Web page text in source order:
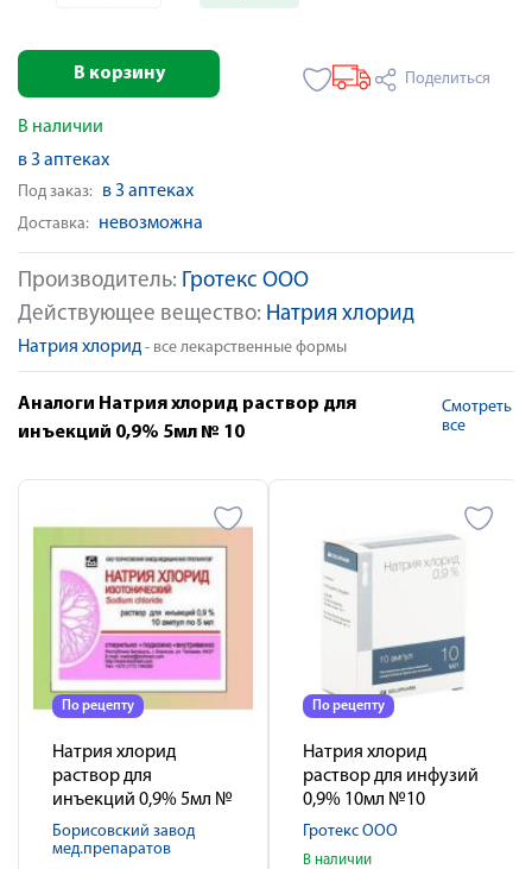
Производитель: Гротекс ООО
Действующее вещество: Натрия хлорид
Натрия хлорид - все лекарственные формы
В корзину Поделиться
В наличии
в 3 аптеках
Под заказ: в 3 аптеках
Доставка: невозможна
Аналоги Натрия хлорид раствор для
инъекций 0,9% 5мл № 10
Смотреть
все
По рецепту
Натрия хлорид
раствор для
инъекций 0,9% 5мл №
10
Борисовский завод
мед.препаратов
По рецепту
Натрия хлорид
раствор для инфузий
0,9% 10мл №10
Гротекс ООО
В наличии